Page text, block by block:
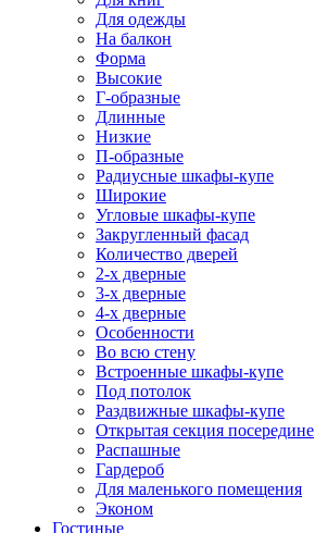
Для одежды
На балкон
Форма
Высокие
Г-образные
Длинные
Низкие
П-образные
Радиусные шкафы-купе
Широкие
Угловые шкафы-купе
Закругленный фасад
Количество дверей
2-х дверные
3-х дверные
4-х дверные
Особенности
Во всю стену
Встроенные шкафы-купе
Под потолок
Раздвижные шкафы-купе
Открытая секция посередине
Распашные
Гардероб
Для маленького помещения
Эконом
Гостиные